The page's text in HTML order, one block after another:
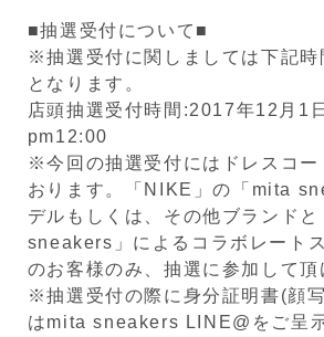
■抽選受付について■
※抽選受付に関しましては下記時
となります。
店頭抽選受付時間:2017年12月1
pm12:00
※今回の抽選受付にはドレスコー
おります。「NIKE」の「mita
デルもしくは、その他ブランドと
sneakers」によるコラボレート
のお客様のみ、抽選に参加して頂
※抽選受付の際に身分証明書(顔
はmita sneakers LINE@をご呈